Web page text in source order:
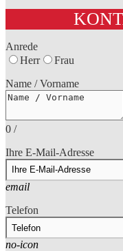
Anrede
Herr
Frau
Name / Vorname
0 /
Ihre E-Mail-Adresse
email
Telefon
no-icon